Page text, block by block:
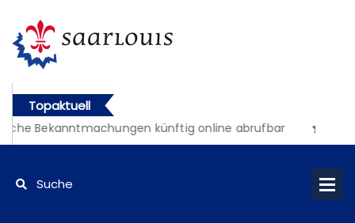
Topaktuell
Bekanntmachungen künftig online abrufbar